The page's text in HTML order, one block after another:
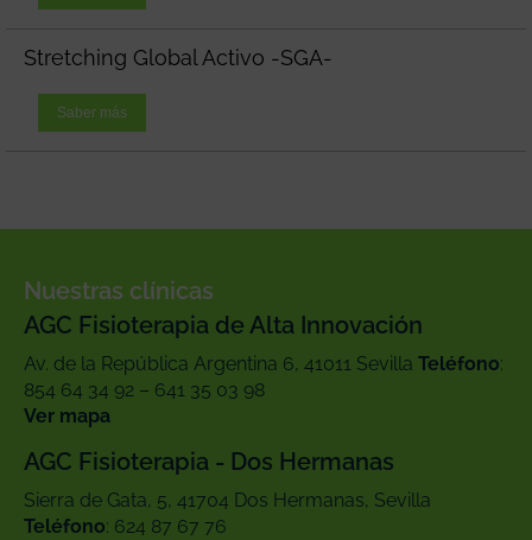
Stretching Global Activo -SGA-
Saber más
Nuestras clínicas
AGC Fisioterapia de Alta Innovación
Av. de la República Argentina 6, 41011 Sevilla Teléfono:
854 64 34 92 – 641 35 03 98
Ver mapa
AGC Fisioterapia - Dos Hermanas
Sierra de Gata, 5, 41704 Dos Hermanas, Sevilla
Teléfono: ‪624 87 67 76‬